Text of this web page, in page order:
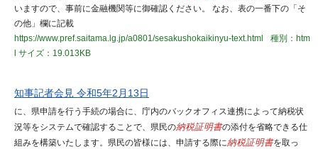
いますので、事前に金融機関等に御確認ください。 なお、表の一番下の「そ
の他」欄に記載
https://www.pref.saitama.lg.jp/a0801/sesakushokaikinyu-text.html
種別：htm
サイズ：19.013KB
知事記者会見 令和5年2月13日
に、県申請を行う手続の場合に、庁内のバックオフィス連携によって納税状
況等をシステムで確認することで、県民の納税証明書の添付を省略できる仕
組みを構築いたします。県民の皆様には、申請する際に納税証明書を取っ